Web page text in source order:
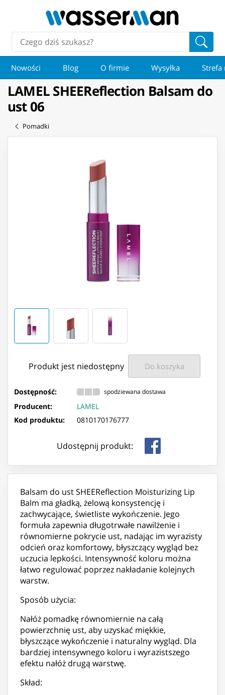
Nowości Blog O firmie Wysyłka Strefa
LAMEL SHEEReflection Balsam do
ust 06
Pomadki
Produkt jest niedostępny Do koszyka
Dostępność: spodziewana dostawa
Producent:
LAMEL
Kod produktu:
0810170176777
Udostępnij produkt:
Balsam do ust SHEEReflection Moisturizing Lip
Balm ma gładką, żelową konsystencję i
zachwycające, świetliste wykończenie. Jego
formuła zapewnia długotrwałe nawilżenie i
równomierne pokrycie ust, nadając im wyrazisty
odcień oraz komfortowy, błyszczący wygląd bez
uczucia lepkości. Intensywność koloru można
łatwo regulować poprzez nakładanie kolejnych
warstw.
Sposób użycia:
Nałóż pomadkę równomiernie na całą
powierzchnię ust, aby uzyskać miękkie,
błyszczące wykończenie i naturalny wygląd. Dla
bardziej intensywnego koloru i wyrazistszego
efektu nałóż drugą warstwę.
Skład: